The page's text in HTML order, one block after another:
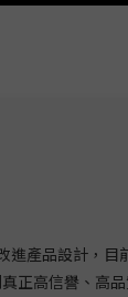
進產品設計，
正高信譽、高